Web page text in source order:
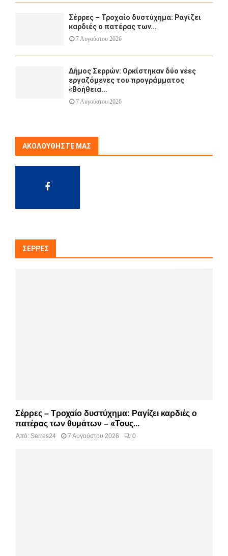
Σέρρες – Τροχαίο δυστύχημα: Ραγίζει
καρδιές ο πατέρας των...
7 Αυγούστου 2026
Δήμος Σερρών: Ορκίστηκαν δύο νέες
εργαζόμενες του προγράμματος
«Βοήθεια...
7 Αυγούστου 2026
ΑΚΟΛΟΥΘΉΣΤΕ ΜΑΣ
ΣΈΡΡΕΣ
Σέρρες – Τροχαίο δυστύχημα: Ραγίζει καρδιές ο
πατέρας των θυμάτων – «Τους...
Από: Serres24 7 Αυγούστου 2026 0